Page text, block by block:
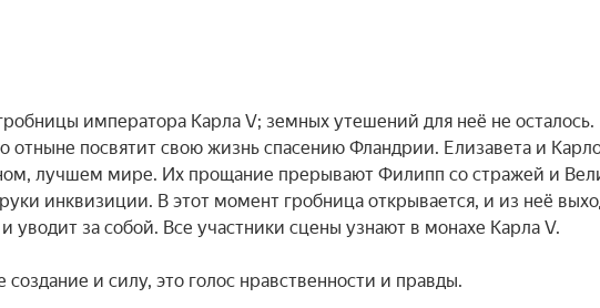
императора Карла V; земных утешений для неё не осталось.
посвятит свою жизнь спасению Фландрии. Елизавета и
лучшем мире. Их прощание прерывают Филипп со стражей и
инквизиции. В этот момент гробница открывается, и из неё
за собой. Все участники сцены узнают в монахе Карла V.
и силу, это голос нравственности и правды.